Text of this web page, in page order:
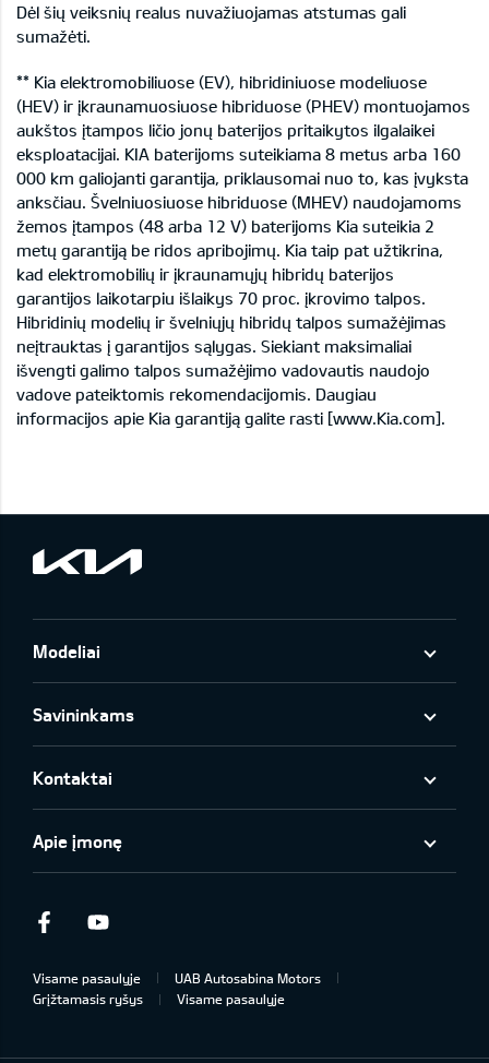
Dėl šių veiksnių realus nuvažiuojamas atstumas gali
sumažėti.
** Kia elektromobiliuose (EV), hibridiniuose modeliuose
(HEV) ir įkraunamuosiuose hibriduose (PHEV) montuojamos
aukštos įtampos ličio jonų baterijos pritaikytos ilgalaikei
eksploatacijai. KIA baterijoms suteikiama 8 metus arba 160
000 km galiojanti garantija, priklausomai nuo to, kas įvyksta
anksčiau. Švelniuosiuose hibriduose (MHEV) naudojamoms
žemos įtampos (48 arba 12 V) baterijoms Kia suteikia 2
metų garantiją be ridos apribojimų. Kia taip pat užtikrina,
kad elektromobilių ir įkraunamųjų hibridų baterijos
garantijos laikotarpiu išlaikys 70 proc. įkrovimo talpos.
Hibridinių modelių ir švelniųjų hibridų talpos sumažėjimas
neįtrauktas į garantijos sąlygas. Siekiant maksimaliai
išvengti galimo talpos sumažėjimo vadovautis naudojo
vadove pateiktomis rekomendacijomis. Daugiau
informacijos apie Kia garantiją galite rasti [www.Kia.com].
Modeliai
Savininkams
Kontaktai
Apie įmonę
Facebook
Visame pasaulyje
UAB Autosabina Motors
Grįžtamasis ryšys
Visame pasaulyje